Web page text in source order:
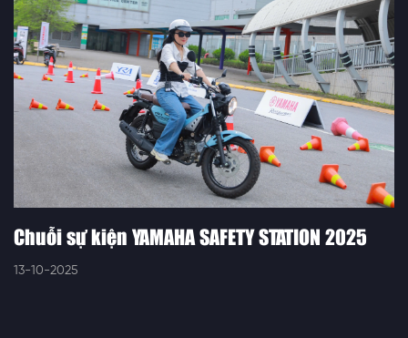
Chuỗi sự kiện YAMAHA SAFETY STATION 2025
13-10-2025